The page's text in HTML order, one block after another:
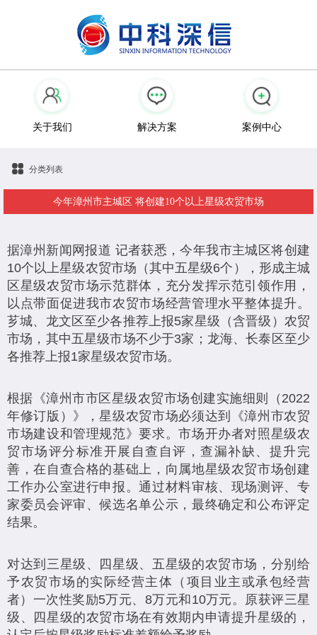
关于我们 解决方案 案例中心
分类列表
今年漳州市主城区 将创建10个以上星级农贸市场
据漳州新闻网报道 记者获悉，今年我市主城区将创建
10个以上星级农贸市场（其中五星级6个），形成主城
区星级农贸市场示范群体，充分发挥示范引领作用，
以点带面促进我市农贸市场经营管理水平整体提升。
芗城、龙文区至少各推荐上报5家星级（含晋级）农贸
市场，其中五星级市场不少于3家；龙海、长泰区至少
各推荐上报1家星级农贸市场。
根据《漳州市市区星级农贸市场创建实施细则（2022
年修订版）》，星级农贸市场必须达到《漳州市农贸
市场建设和管理规范》要求。市场开办者对照星级农
贸市场评分标准开展自查自评，查漏补缺、提升完
善，在自查合格的基础上，向属地星级农贸市场创建
工作办公室进行申报。通过材料审核、现场测评、专
家委员会评审、候选名单公示，最终确定和公布评定
结果。
对达到三星级、四星级、五星级的农贸市场，分别给
予农贸市场的实际经营主体（项目业主或承包经营
者）一次性奖励5万元、8万元和10万元。原获评三星
级、四星级的农贸市场在有效期内申请提升星级的，